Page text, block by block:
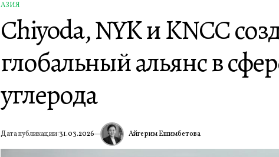
ОПУБЛИКОВАНО
АЗИЯ
Chiyoda, NYK и KNCC
глобальный альянс в
углерода
Дата публикации:31.03.2026 ИА Айгерим Ешимбетова